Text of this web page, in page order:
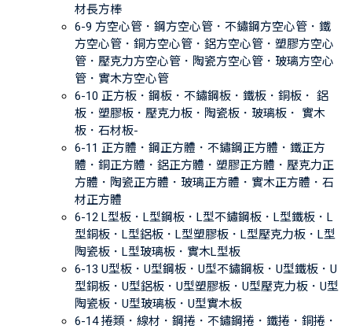
材長方棒
6-9 方空心管．鋼方空心管．不鏽鋼方空心管．鐵
方空心管．銅方空心管．鋁方空心管．塑膠方空心
管．壓克力方空心管．陶瓷方空心管．玻璃方空心
管．實木方空心管
6-10 正方板．鋼板．不鏽鋼板．鐵板．銅板． 鋁
板．塑膠板．壓克力板．陶瓷板．玻璃板． 實木
板．石材板-
6-11 正方體．鋼正方體．不鏽鋼正方體．鐵正方
體．銅正方體．鋁正方體．塑膠正方體．壓克力正
方體．陶瓷正方體．玻璃正方體．實木正方體．石
材正方體
6-12 L型板．L型鋼板．L型不鏽鋼板．L型鐵板．L
型銅板．L型鋁板．L型塑膠板．L型壓克力板．L型
陶瓷板．L型玻璃板．實木L型板
6-13 U型板．U型鋼板．U型不鏽鋼板．U型鐵板．U
型銅板．U型鋁板．U型塑膠板．U型壓克力板．U型
陶瓷板．U型玻璃板．U型實木板
6-14 捲類．線材．鋼捲．不鏽鋼捲．鐵捲．銅捲．